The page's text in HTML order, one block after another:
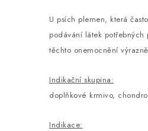
U psích plemen, která
podávání látek
těchto onemocnění
Indikační skupina:
doplňkové krmivo,
Indikace: